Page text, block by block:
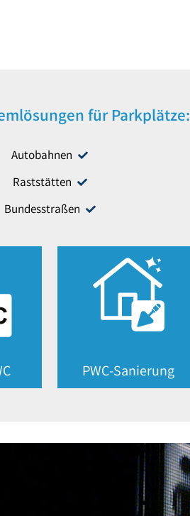
für Parkplätze:
Autobahnen
Raststätten
Bundesstraßen
PWC-Sanierung